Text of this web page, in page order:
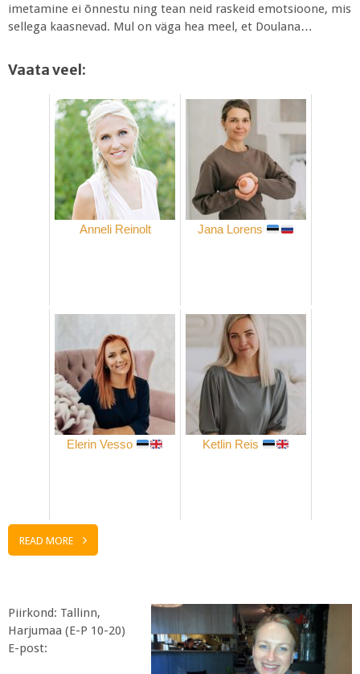
imetamine ei õnnestu ning tean neid raskeid emotsioone, mis
sellega kaasnevad. Mul on väga hea meel, et Doulana…
Vaata veel:
Anneli Reinolt Jana Lorens
Elerin Vesso Ketlin Reis
READ MORE
Piirkond: Tallinn,
Harjumaa (E-P 10-20)​
E-post: